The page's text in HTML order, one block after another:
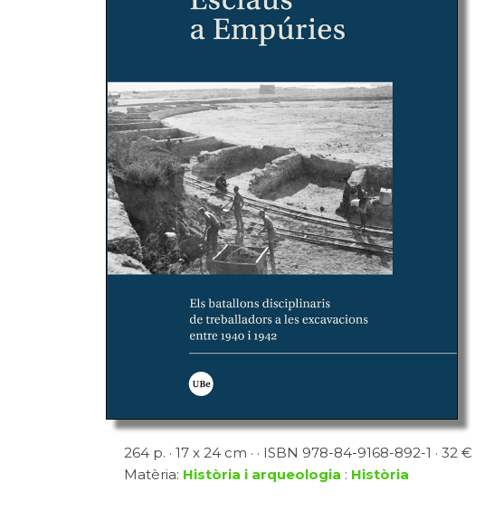
264 p. · 17 x 24 cm · · ISBN 978-84-9168-892-1 · 32 €
Matèria: Història i arqueologia : Història